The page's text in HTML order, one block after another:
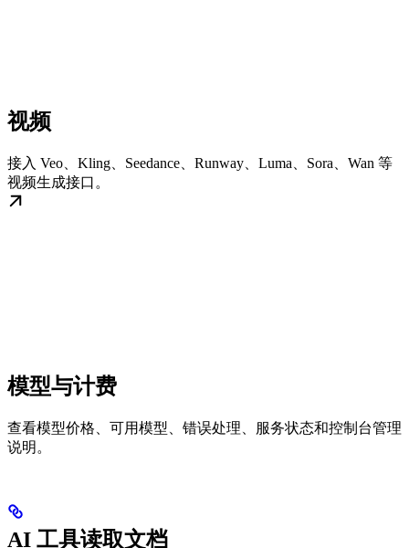
视频
接入 Veo、Kling、Seedance、Runway、Luma、Sora、Wan 等
视频生成接口。
模型与计费
查看模型价格、可用模型、错误处理、服务状态和控制台管理
说明。
AI 工具读取文档